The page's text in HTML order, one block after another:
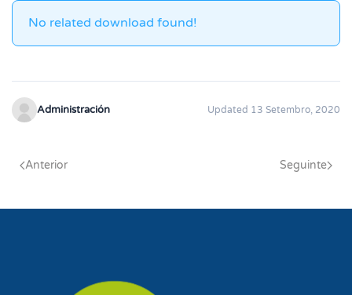
No related download found!
Administración Updated 13 Setembro, 2020
Anterior Seguinte